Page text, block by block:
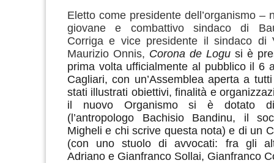
Eletto come presidente dell’organismo –
giovane e combattivo sindaco di
Corriga e vice presidente il sindaco di
Maurizio Onnis, Corona de Logu si è
prima volta ufficialmente al pubblico il 6
Cagliari, con un’Assemblea aperta a
stati illustrati obiettivi, finalità e
il nuovo Organismo si è dotato
(l’antropologo Bachisio Bandinu, il
Migheli e chi scrive questa nota) e di un
(con uno stuolo di avvocati: fra gli
Adriano e Gianfranco Sollai, Gianfranco